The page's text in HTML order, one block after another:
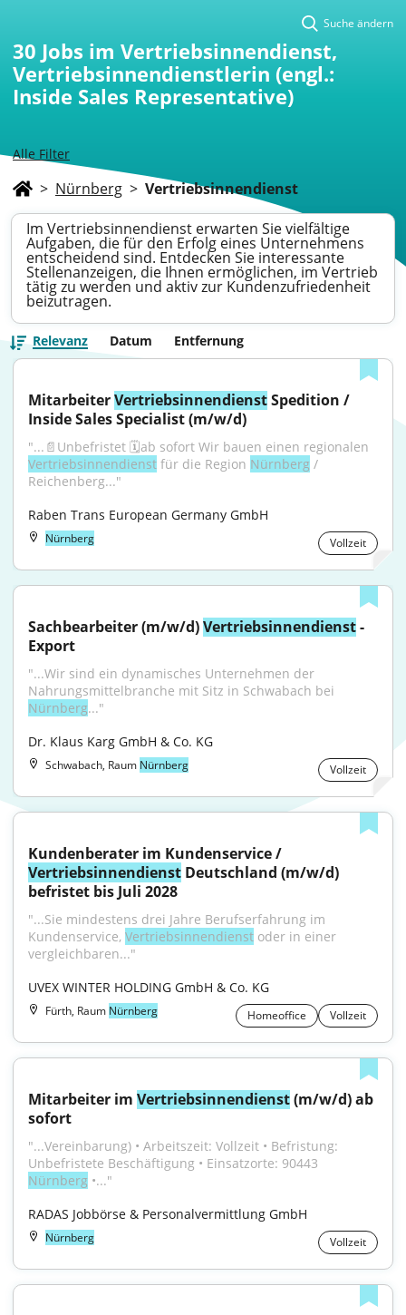
Alle Filter
Suche ändern
30 Jobs im Vertriebsinnendienst,
Vertriebsinnendienstlerin (engl.:
Inside Sales Representative)
> Nürnberg > Vertriebsinnendienst
Im Vertriebsinnendienst erwarten Sie vielfältige
Aufgaben, die für den Erfolg eines Unternehmens
entscheidend sind. Entdecken Sie interessante
Stellenanzeigen, die Ihnen ermöglichen, im Vertrieb
tätig zu werden und aktiv zur Kundenzufriedenheit
beizutragen.
Relevanz Datum Entfernung
Mitarbeiter Vertriebsinnendienst Spedition /
Inside Sales Specialist (m/w/d)
Vertriebsinnendienst für die Region Nürnberg /
Reichenberg..."
Raben Trans European Germany GmbH
Nürnberg Vollzeit
Sachbearbeiter (m/w/d) Vertriebsinnendienst -
Export
"...Wir sind ein dynamisches Unternehmen der
Nürnberg..."
Dr. Klaus Karg GmbH & Co. KG
Schwabach, Raum Nürnberg Vollzeit
Vertriebsinnendienst Deutschland (m/w/d)
befristet bis Juli 2028
"...Sie mindestens drei Jahre Berufserfahrung im
Kundenservice, Vertriebsinnendienst oder in einer
vergleichbaren..."
UVEX WINTER HOLDING GmbH & Co. KG
Fürth, Raum Nürnberg Homeoffice Vollzeit
Mitarbeiter im Vertriebsinnendienst (m/w/d) ab
sofort
"...Vereinbarung) • Arbeitszeit: Vollzeit • Befristung:
Nürnberg •..."
RADAS Jobbörse & Personalvermittlung GmbH
Nürnberg Vollzeit